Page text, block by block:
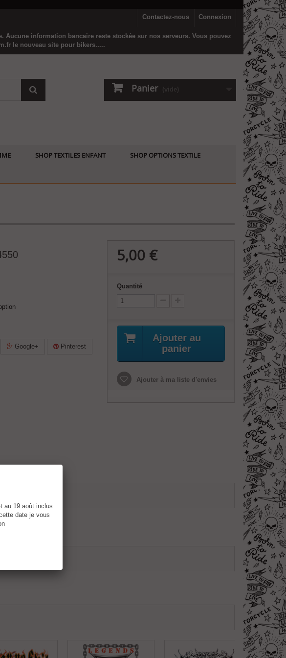
Connexion
Contactez-nous
Aucune information bancaire reste stockée sur nos serveurs. Vous pouvez
le nouveau site pour bikers.....
Panier (vide)
SHOP TEXTILES ENFANT SHOP OPTIONS TEXTILE
Google+ Pinterest
5,00 €
Quantité
Ajouter au
panier
Ajouter à ma liste d'envies
au 19 août inclus
date je vous